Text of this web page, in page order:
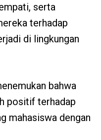
serta
terhadap
di lingkungan
bahwa
positif terhadap
mahasiswa dengan